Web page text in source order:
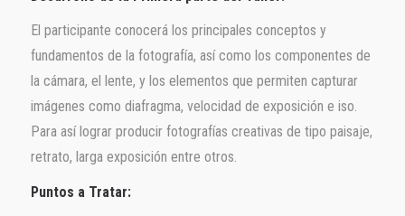
El participante conocerá los principales conceptos y
fundamentos de la fotografía, así como los componentes de
la cámara, el lente, y los elementos que permiten capturar
imágenes como diafragma, velocidad de exposición e iso.
Para así lograr producir fotografías creativas de tipo paisaje,
retrato, larga exposición entre otros.
Puntos a Tratar: